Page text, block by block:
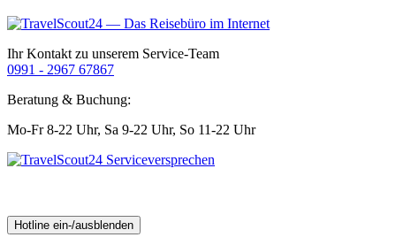
Ihr Kontakt zu unserem Service-Team
0991 - 2967 67867
Beratung & Buchung:
Mo-Fr 8-22 Uhr, Sa 9-22 Uhr, So 11-22 Uhr
Hotline ein-/ausblenden